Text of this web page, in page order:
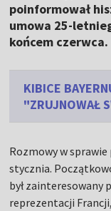
poinformował
umowa 25-
końcem czerwca.
KIBICE
"ZRUJNOWAŁ
Rozmowy w
stycznia.
był zainteresowany
reprezentacji